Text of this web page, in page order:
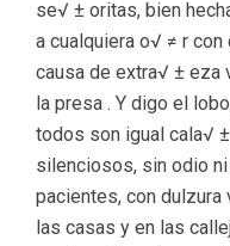
se√ ± oritas, bien
a cualquiera o√ ≠ r
causa de extra√ ± eza
la presa . Y digo el
todos son igual cala√
silenciosos, sin odio
pacientes, con
las casas y en las